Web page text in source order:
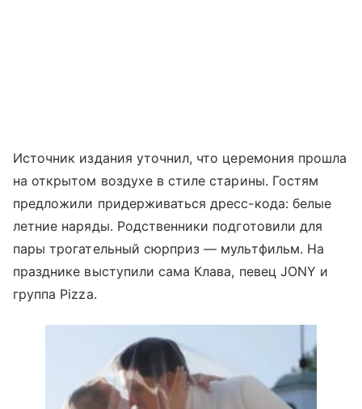
Источник издания уточнил, что церемония прошла
на открытом воздухе в стиле старины. Гостям
предложили придерживаться дресс-кода: белые
летние наряды. Родственники подготовили для
пары трогательный сюрприз — мультфильм. На
празднике выступили сама Клава, певец JONY и
группа Pizza.